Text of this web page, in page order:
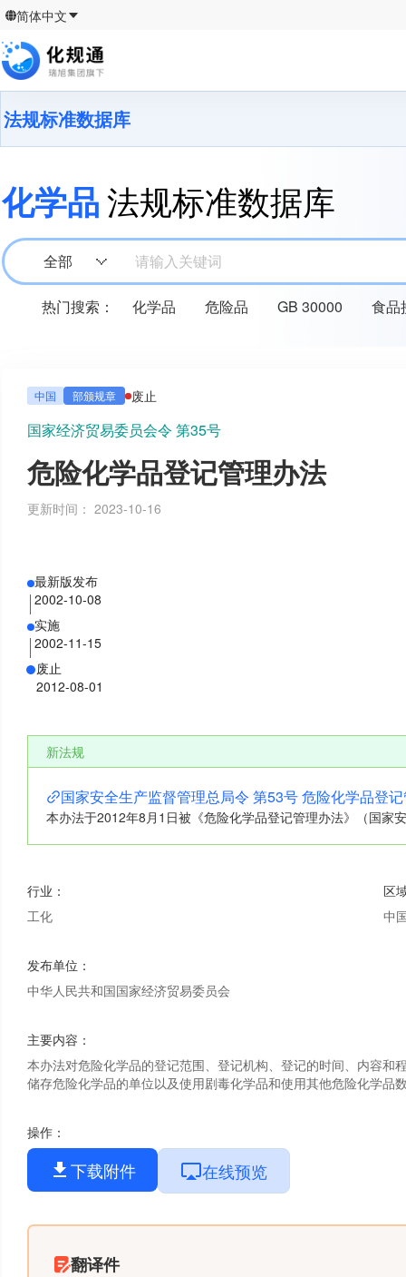
简体中文
法规标准数据库
化学品法规标准数据库
全部 请输入关键词
热门搜索： 化学品 危险品 GB 30000 食品
中国 部颁规章 废止
国家经济贸易委员会令 第35号
危险化学品登记管理办法
更新时间： 2023-10-16
最新版发布
2002-10-08
实施
2002-11-15
废止
2012-08-01
新法规
国家安全生产监督管理总局令 第53号 危险化学品登
本办法于2012年8月1日被《危险化学品登记管理办法》（国家
行业 ：
工化
区
中
发布单位 ：
中华人民共和国国家经济贸易委员会
主要内容 ：
本办法对危险化学品的登记范围、登记机构、登记的时间、内容
储存危险化学品的单位以及使用剧毒化学品和使用其他危险化学品
操作 ：
下载附件 在线预览
翻译件